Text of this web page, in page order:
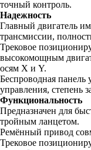
точный контроль.
Надежность
Главный двигатель
трансмиссии,
Трековое
высокомощным
осям X и Y.
Беспроводная
управления, степень
Функциональность
Предназначен для
тройным ланцетом.
Ремённый привод
Трековое